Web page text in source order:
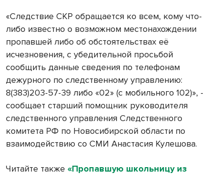
«Следствие СКР обращается ко всем, кому что-
либо известно о возможном местонахождении
пропавшей либо об обстоятельствах её
исчезновения, с убедительной просьбой
сообщить данные сведения по телефонам
дежурного по следственному управлению:
8(383)203-57-39 либо «02» (с мобильного 102)», -
сообщает старший помощник руководителя
следственного управления Следственного
комитета РФ по Новосибирской области по
взаимодействию со СМИ Анастасия Кулешова.
Читайте также «Пропавшую школьницу из